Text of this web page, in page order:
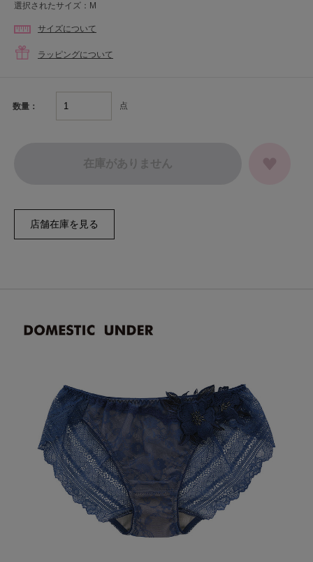
選択されたサイズ：M
サイズについて
ラッピングについて
数量： 点
在庫がありません